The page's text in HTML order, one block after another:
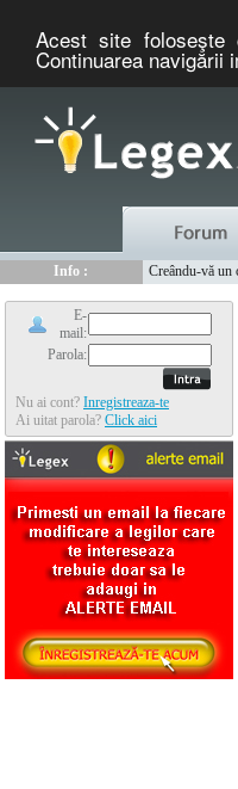
Acest site foloseşte
Continuarea navigării
Info :
Creându-vă un
E-
mail:
Parola:
Nu ai cont? Inregistreaza-te
Ai uitat parola? Click aici